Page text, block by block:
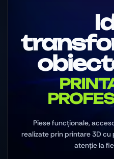
Piese funcționale,
realizate prin printare 3D
atenție la